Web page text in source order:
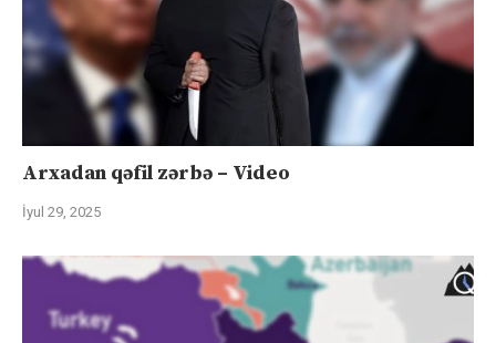
Arxadan qəfil zərbə – Video
İyul 29, 2025